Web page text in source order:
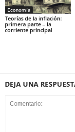
Economía
Teorías de la inflación:
primera parte – la
corriente principal
DEJA UNA